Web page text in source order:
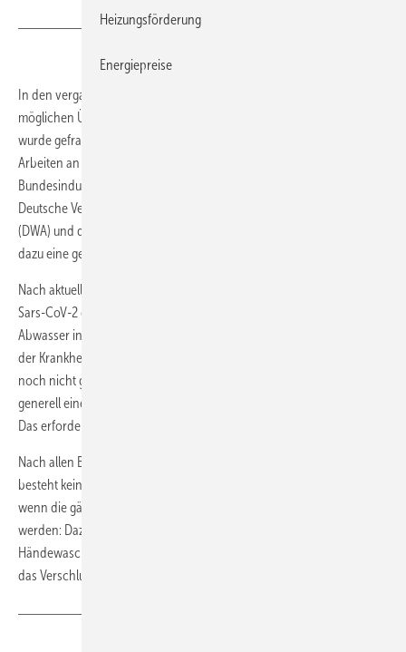
In den vergangenen Tagen wurden immer neue Fragen zu einer
möglichen Übertragung des Coronavirus Sars-CoV-2 gestellt. Auch
wurde gefragt, wie sicher es ist, während der Coronavirus-Krise
Arbeiten an Abwasserleitungen durchzuführen. Der
Bundesindustrieverband Technische Gebäudeausrüstung (BTGA), die
Deutsche Vereinigung für Wasserwirtschaft, Abwasser und Abfall
(DWA) und der Zentralverband Sanitär Heizung Klima (ZVSHK) haben
dazu eine gemeinsame Verbändeempfehlung erarbeitet.
Nach aktuellem Kenntnisstand (30. März 2020) wird das Coronavirus
Sars-CoV-2 durch Tröpfcheninfektion übertragen. Inwiefern
Abwasser infektiös sein kann, hängt stark von der Überlebensfähigkeit
der Krankheitserreger ab. Dazu gibt es für den Erreger Sars-CoV-2
noch nicht genügend Informationen. Allerdings ist im Abwasser
generell eine Vielzahl von Keimen und Krankheitserregern enthalten.
Das erfordert schon im Regelfall eine besondere Vorsicht.
Nach allen BTGA, DWA und ZVSHK vorliegenden Informationen
besteht kein erhöhtes Infektionsrisiko mit dem neuen Corona-Virus,
wenn die gängigen Hygiene- und Schutzmaßnahmen eingehalten
werden: Dazu zählen das Tragen von Schutzbekleidung und häufiges
Händewaschen. Außerdem sollte der Hautkontakt mit Abwasser oder
das Verschlucken von Abwasser komplett vermieden werden. ■
Heizungsförderung
Energiepreise